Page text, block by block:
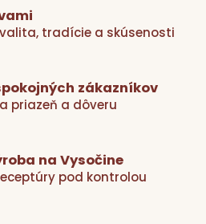
i
e
v
k
ý
p
tradície a skúsenosti
zákazníkov
priazeň a dôveru
na Vysočine
pod kontrolou